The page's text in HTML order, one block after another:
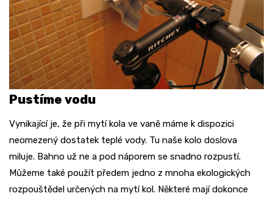
Pustíme vodu
Vynikající je, že při mytí kola ve vaně máme k dispozici
neomezený dostatek teplé vody. Tu naše kolo doslova
miluje. Bahno už ne a pod náporem se snadno rozpustí.
Můžeme také použít předem jedno z mnoha ekologických
rozpouštědel určených na mytí kol. Některé mají dokonce